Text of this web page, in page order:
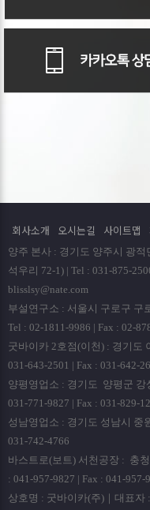
회사소개 오시는길 사이트맵
양주 본사 : 경기도 양주시 광
석우리 72-1) | Tel : 031-875-
blisslsy@nate.com
부설연구소 : 서울시 구로구 구
Tel : 02-1811-9986 | Fax : 02-
굿바이카 2호점(이천) : 경기도
031-643-2501 | Fax : 031-642-
양평영업소 : 경기도 양평군 강
031-771-9827 | Fax : 031-829-
성남영업소 : 경기도 성남시 중
031-742-4766
바스트로(보트) 서천공장 : 충
: 041-957-9827 | Fax : 041-957-
상호명 : 굿바이카(주)｜대표자